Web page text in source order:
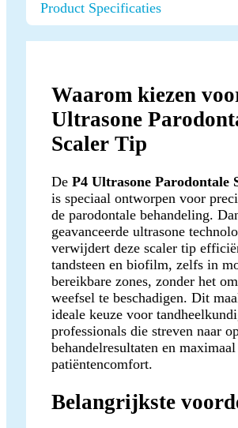
Product Specificaties
Waarom kiezen
Ultrasone
Scaler Tip
De P4 Ultrasone Parodontale
is speciaal ontworpen voor
de parodontale behandeling.
geavanceerde ultrasone
verwijdert deze scaler tip
tandsteen en biofilm, zelfs in
bereikbare zones, zonder het
weefsel te beschadigen. Dit
ideale keuze voor
professionals die streven naar
behandelresultaten en maximaal
patiëntencomfort.
Belangrijkste